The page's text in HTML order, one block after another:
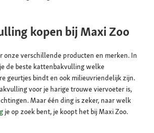
kopen bij Maxi Zoo
onze verschillende producten en merken. In
de beste kattenbakvulling welke
geurtjes bindt en ook milieuvriendelijk zijn.
voor je harige trouwe viervoeter is,
Maar één ding is zeker, naar welk
je op zoek bent, je koopt het bij Maxi Zoo.